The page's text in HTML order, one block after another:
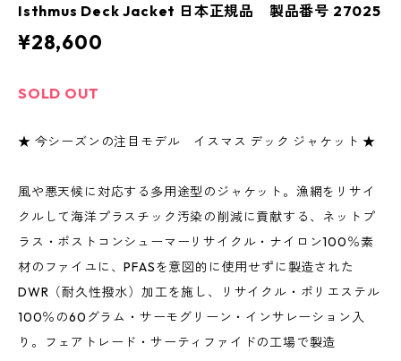
Isthmus Deck Jacket 日本正規品 製品番号 27025
¥28,600
SOLD OUT
★ 今シーズンの注目モデル イスマス デック ジャケット ★
風や悪天候に対応する多用途型のジャケット。漁網をリサイ
クルして海洋プラスチック汚染の削減に貢献する、ネットプ
ラス・ポストコンシューマーリサイクル・ナイロン100％素
材のファイユに、PFASを意図的に使用せずに製造された
DWR（耐久性撥水）加工を施し、リサイクル・ポリエステル
100％の60グラム・サーモグリーン・インサレーション入
り。フェアトレード・サーティファイドの工場で製造